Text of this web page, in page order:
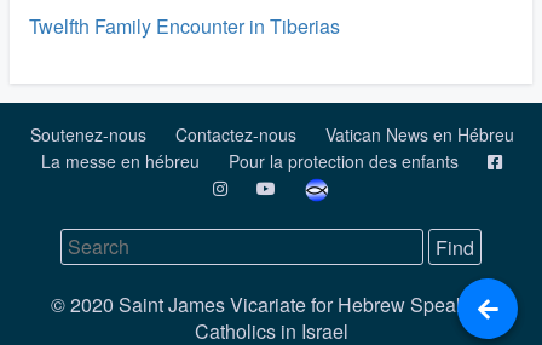
Twelfth Family Encounter in Tiberias
Soutenez-nous Contactez-nous
Vatican News en Hébreu
La messe en hébreu
Pour la protection des enfants
© 2020 Saint James Vicariate for Hebrew Speaking
Catholics in Israel